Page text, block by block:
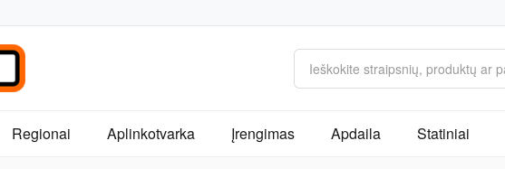
Regionai Aplinkotvarka Įrengimas Apdaila Statiniai